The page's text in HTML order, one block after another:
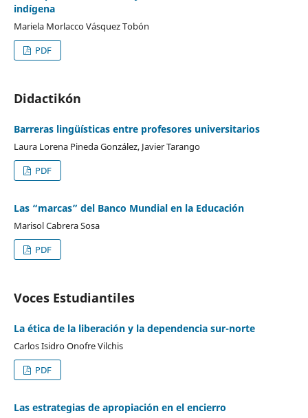
indígena
Mariela Morlacco Vásquez Tobón
PDF
Didactikón
Barreras lingüísticas entre profesores universitarios
Laura Lorena Pineda González, Javier Tarango
PDF
Las “marcas” del Banco Mundial en la Educación
Marisol Cabrera Sosa
PDF
Voces Estudiantiles
La ética de la liberación y la dependencia sur-norte
Carlos Isidro Onofre Vilchis
PDF
Las estrategias de apropiación en el encierro